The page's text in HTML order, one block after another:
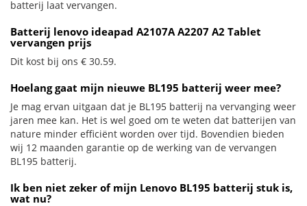
batterij laat vervangen.
Batterij lenovo ideapad A2107A A2207 A2 Tablet
vervangen prijs
Dit kost bij ons € 30.59.
Hoelang gaat mijn nieuwe BL195 batterij weer mee?
Je mag ervan uitgaan dat je BL195 batterij na vervanging weer
jaren mee kan. Het is wel goed om te weten dat batterijen van
nature minder efficiënt worden over tijd. Bovendien bieden
wij 12 maanden garantie op de werking van de vervangen
BL195 batterij.
Ik ben niet zeker of mijn Lenovo BL195 batterij stuk is,
wat nu?